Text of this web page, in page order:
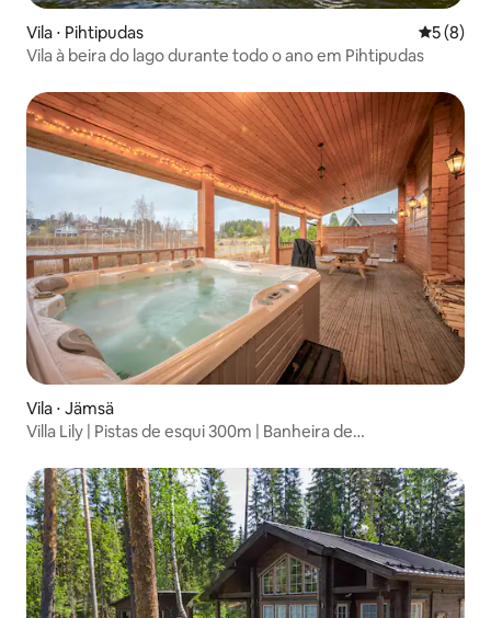
Vila ⋅ Pihtipudas 5 de
5 (8)
Vila à beira do lago durante todo o ano em Pihtipudas
Vila ⋅ Jämsä
Villa Lily | Pistas de esqui 300m | Banheira de